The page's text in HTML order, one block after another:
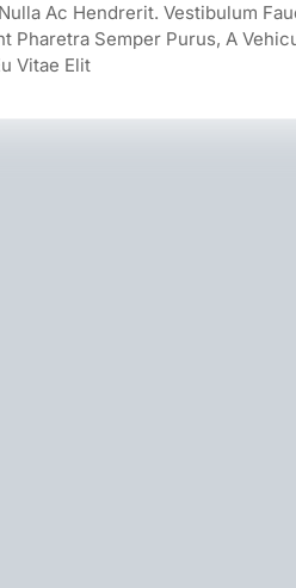
Ac Hendrerit. Vestibulum
Pharetra Semper Purus, A
Vitae Elit